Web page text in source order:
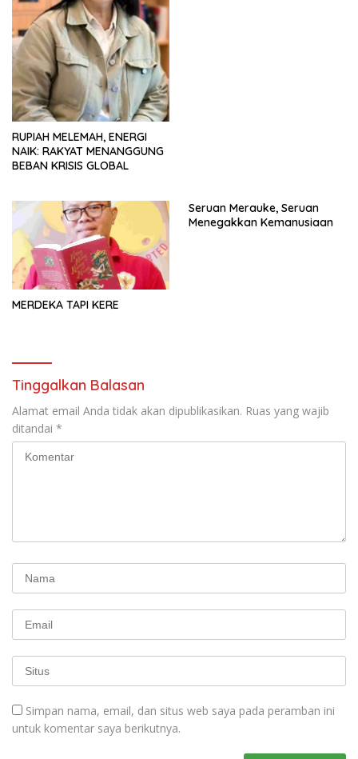
RUPIAH MELEMAH, ENERGI
NAIK: RAKYAT MENANGGUNG
BEBAN KRISIS GLOBAL
MERDEKA TAPI KERE
Seruan Merauke, Seruan
Menegakkan Kemanusiaan
Tinggalkan Balasan
Alamat email Anda tidak akan dipublikasikan. Ruas yang wajib
ditandai *
Simpan nama, email, dan situs web saya pada peramban ini
untuk komentar saya berikutnya.